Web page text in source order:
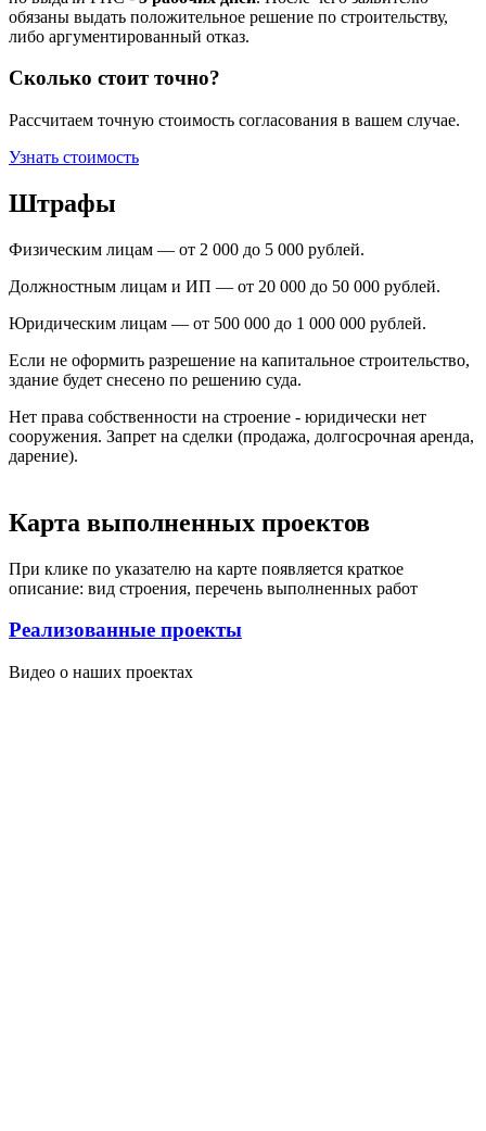
обязаны выдать положительное решение по строительству,
либо аргументированный отказ.
Сколько стоит точно?
Рассчитаем точную стоимость согласования в вашем случае.
Узнать стоимость
Штрафы
Физическим лицам — от 2 000 до 5 000 рублей.
Должностным лицам и ИП — от 20 000 до 50 000 рублей.
Юридическим лицам — от 500 000 до 1 000 000 рублей.
Если не оформить разрешение на капитальное строительство,
здание будет снесено по решению суда.
Нет права собственности на строение - юридически нет
сооружения. Запрет на сделки (продажа, долгосрочная аренда,
дарение).
Карта выполненных проектов
При клике по указателю на карте появляется краткое
описание: вид строения, перечень выполненных работ
Реализованные проекты
Видео о наших проектах